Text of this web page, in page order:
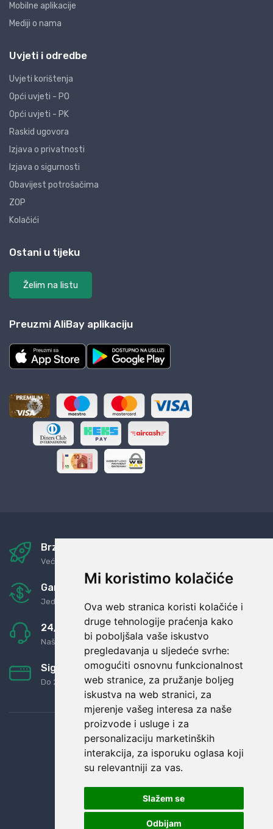
Mi koristimo kolačiće
Ova web stranica koristi kolačiće i
druge tehnologije praćenja kako
bi poboljšala vaše iskustvo
pregledavanja u sljedeće svrhe:
omogućiti osnovnu funkcionalnost
web stranice, za pružanje boljeg
iskustva na web stranici, za
mjerenje vašeg interesa za naše
proizvode i usluge i za
personalizaciju marketinških
interakcija, za isporuku oglasa koji
su relevantniji za vas.
Slažem se
Odbijam
Mobilne aplikacije
Mediji o nama
Uvjeti i odredbe
Uvjeti korištenja
Opći uvjeti - PO
Opći uvjeti - PK
Raskid ugovora
Izjava o privatnosti
Izjava o sigurnosti
Obavijest potrošačima
ZOP
Kolačići
Ostani u tijeku
Želim na listu
Preuzmi AliBay aplikaciju
Brza i sigurna dostava
Već za nekoliko dana kod vas
Garancija u povrat novaca
Jednostavno pravilo: Roba za novac
24/7 odlična podrška
Naši agenti uvijek na raspolaganju
Sigurno obročno plaćanje
Do 24 rata bez kamata